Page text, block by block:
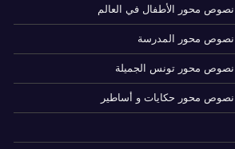
محور الأطفال في العالم
محور المدرسة
محور تونس الجميلة
محور حكايات و أساطير